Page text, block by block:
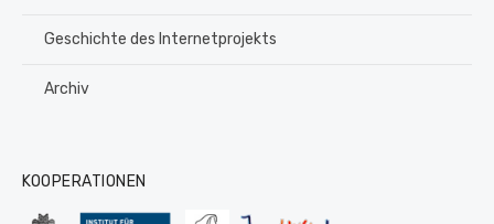
Geschichte des Internetprojekts
Archiv
KOOPERATIONEN